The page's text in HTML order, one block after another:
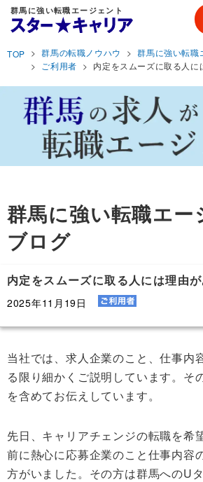
群馬に強い転職エージェント
TOP 群馬の転職ノウハウ
群馬に強い転職
ご利用者
内定をスムーズに取る人に
群馬に強い転職エー
ブログ
内定をスムーズに取る人には理由
2025年11月19日
当社では、求人企業のこと、仕事内
る限り細かくご説明しています。そ
を含めてお伝えしています。
先日、キャリアチェンジの転職を希
前に熱心に応募企業のこと仕事内容
方がいました。その方は群馬へのU